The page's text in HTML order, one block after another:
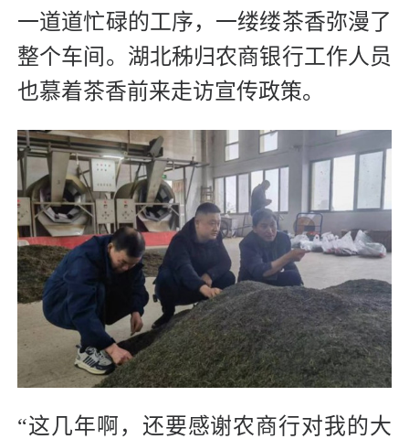
一道道忙碌的工序，一缕缕茶香弥漫了
整个车间。湖北秭归农商银行工作人员
也慕着茶香前来走访宣传政策。
“这几年啊，还要感谢农商行对我的大